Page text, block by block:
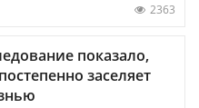
2363
показало,
заселяет